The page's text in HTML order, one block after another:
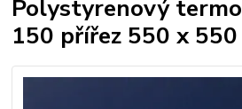
Polystyrenový
150 přířez 550 x